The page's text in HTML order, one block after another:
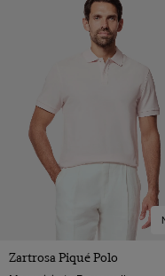
Zartrosa Piqué Polo